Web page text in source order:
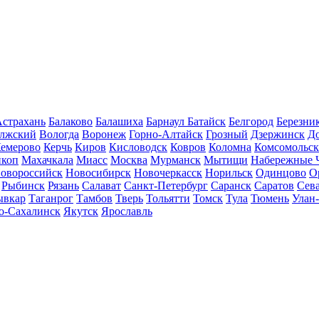
Балаковo Балашиха Барнаул Батайск Белгород
Вологда Воронеж Горно-Алтайск Грозный Дзержинск
Керчь Киров Кисловодск Ковров Коломна
Махачкала Миасс Москва Мурманск Мытищи Набережные
Новосибирск Новочеркасск Норильск Одинцово
Рыбинск Рязань Салават Санкт-Петербург Саранск Саратов
Таганрог Тамбов Тверь Тольятти Томск Тула Тюмень
Сахалинск Якутск Ярославль